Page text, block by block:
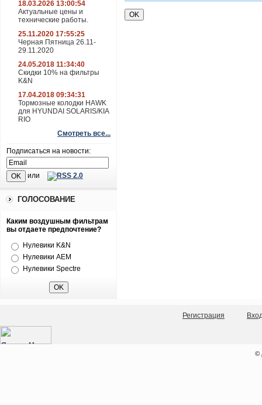
18.03.2026 13:00:54
Актуальные цены и
технические работы.
25.11.2020 17:55:25
Черная Пятница 26.11-
29.11.2020
24.05.2018 11:34:40
Скидки 10% на фильтры
K&N
17.04.2018 09:34:31
Тормозные колодки HAWK
для HYUNDAI SOLARIS/KIA
RIO
Смотреть все...
Подписаться на новости:
или
ГОЛОСОВАНИЕ
Каким воздушным фильтрам
вы отдаете предпочтение?
Нулевики K&N
Нулевики AEM
Нулевики Spectre
Регистрация
©